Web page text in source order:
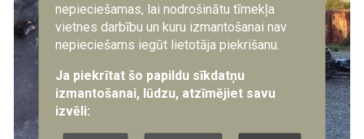
nepieciešamas, lai nodrošinātu tīmekļa
vietnes darbību un kuru izmantošanai nav
nepieciešams iegūt lietotāja piekrišanu.
Ja piekrītat šo papildu sīkdatņu
izmantošanai, lūdzu, atzīmējiet savu
izvēli: